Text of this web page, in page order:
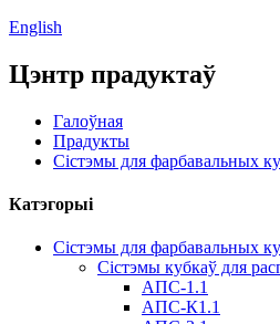
English
Цэнтр прадуктаў
Галоўная
Прадукты
Сістэмы для фарбавальных
Катэгорыі
Сістэмы для фарбавальных
Сістэмы кубкаў для
АПС-1.1
АПС-К1.1